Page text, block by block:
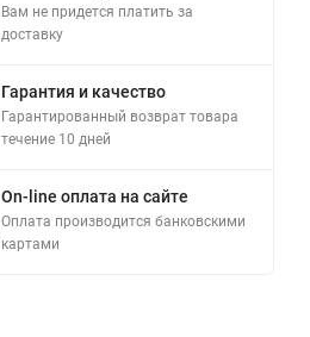
Вам не придется платить за
доставку
Гарантия и качество
Гарантированный возврат товара
течение 10 дней
On-line оплата на сайте
Оплата производится банковскими
картами